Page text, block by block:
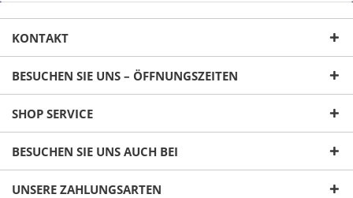
Ich habe die
Mit * gekennzeichnete Felder sind Pflichtfelder.
Senden
KONTAKT
BESUCHEN SIE UNS – ÖFFNUNGSZEITEN
SHOP SERVICE
BESUCHEN SIE UNS AUCH BEI
UNSERE ZAHLUNGSARTEN